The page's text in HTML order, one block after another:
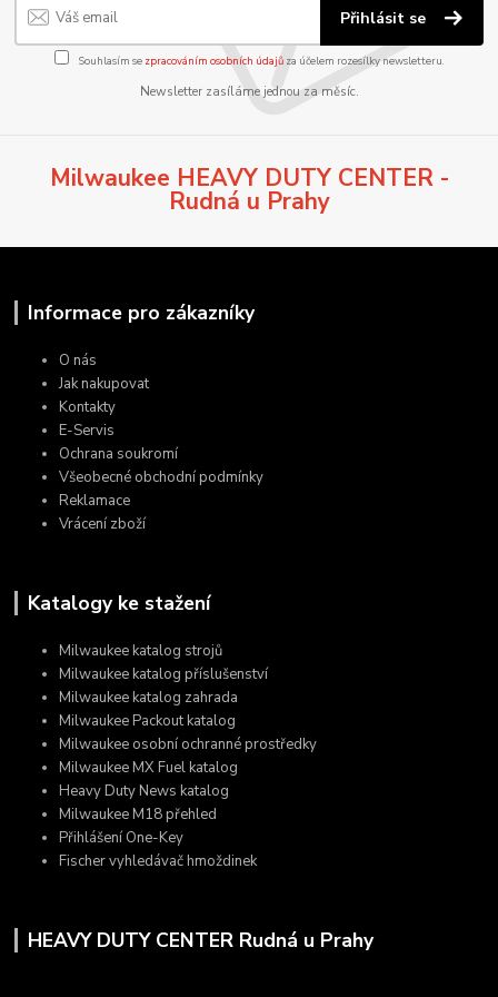
Přihlásit se
Souhlasím se zpracováním osobních údajůza účelem rozesílky newsletteru.
Newsletter zasíláme jednou za měsíc.
Milwaukee HEAVY DUTY CENTER -
Rudná u Prahy
Informace pro zákazníky
O nás
Jak nakupovat
Kontakty
E-Servis
Ochrana soukromí
Všeobecné obchodní podmínky
Reklamace
Vrácení zboží
Katalogy ke stažení
Milwaukee katalog strojů
Milwaukee katalog příslušenství
Milwaukee katalog zahrada
Milwaukee Packout katalog
Milwaukee osobní ochranné prostředky
Milwaukee MX Fuel katalog
Heavy Duty News katalog
Milwaukee M18 přehled
Přihlášení One-Key
Fischer vyhledávač hmoždinek
HEAVY DUTY CENTER Rudná u Prahy